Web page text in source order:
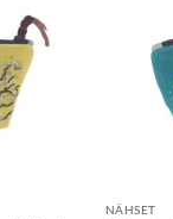
NÄHSET